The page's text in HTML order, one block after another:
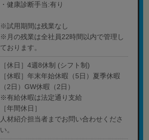
・健康診断手当:有り
※試用期間は残業なし
※月の残業は全社員22時間以内で管理し
ております。
［休日］4週8休制 (シフト制)
［休暇］年末年始休暇（5日）夏季休暇
（2日）GW休暇（2日）
※有給休暇は法定通り支給
［年間休日］
人材紹介担当者までお問い合わせくださ
い。